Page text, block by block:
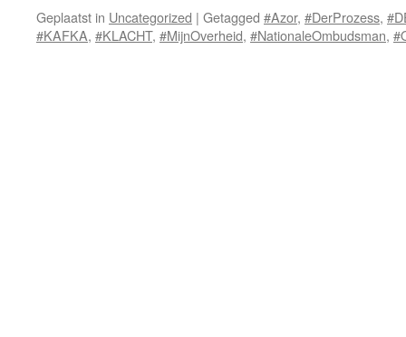
Geplaatst in Uncategorized | Getagged #Azor, #DerProzess,
#KAFKA, #KLACHT, #MijnOverheid, #NationaleOmbudsman,